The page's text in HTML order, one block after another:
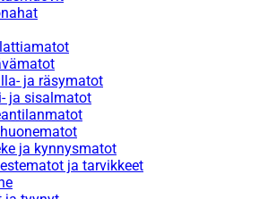
ja räsymatot
ja sisalmatot
ja kynnysmatot
ja tarvikkeet